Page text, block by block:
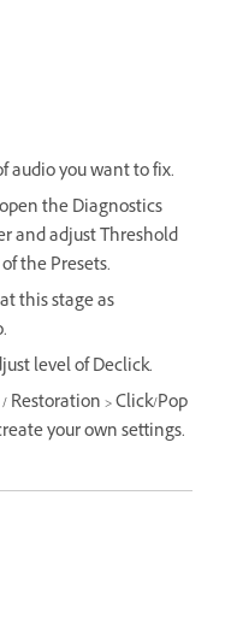
audio you want to fix.
the Diagnostics
and adjust Threshold
the Presets.
this stage as
level of Declick.
Restoration > Click/Pop
your own settings.